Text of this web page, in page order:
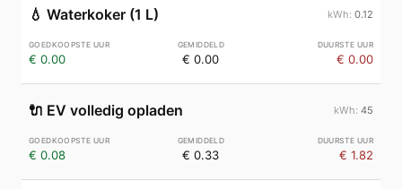
💧 Waterkoker (1 L) 0.12
€ 0.00 € 0.00 € 0.00
🔌 EV volledig opladen 45
€ 0.08 € 0.33 € 1.82